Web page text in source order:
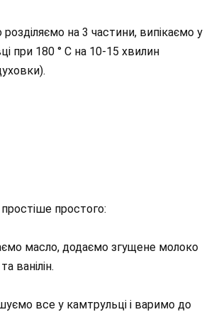
на 3 частини, випікаємо у
при 180 ° С на 10-15 хвилин
простого:
масло, додаємо згущене молоко
ванілін.
все у камтрульці і варимо до